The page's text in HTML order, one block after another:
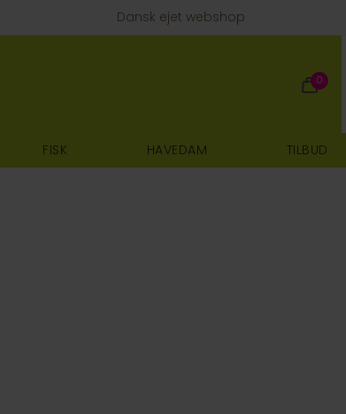
Dansk ejet webshop
0
FISK HAVEDAM TILBUD